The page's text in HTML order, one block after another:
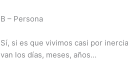
B – Persona
Sí, si es que vivimos casi por
van los días, meses, años…